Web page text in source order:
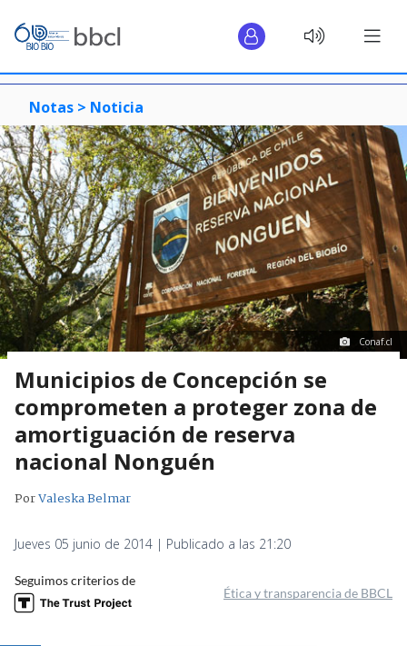
Notas > Noticia
Conaf.cl
Municipios de Concepción se
comprometen a proteger zona de
amortiguación de reserva
nacional Nonguén
PorValeska Belmar
Jueves 05 junio de 2014 | Publicado a las 21:20
Seguimos criterios de
Ética y transparencia de BBCL